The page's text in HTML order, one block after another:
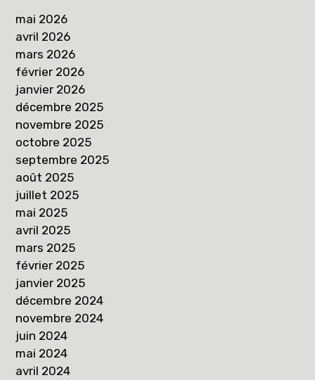
mai 2026
avril 2026
mars 2026
février 2026
janvier 2026
décembre 2025
novembre 2025
octobre 2025
septembre 2025
août 2025
juillet 2025
mai 2025
avril 2025
mars 2025
février 2025
janvier 2025
décembre 2024
novembre 2024
juin 2024
mai 2024
avril 2024